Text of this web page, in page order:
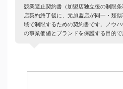
競業避止契約書（加盟店独立後の制限
店契約終了後に、元加盟店が同一・類
域で制限するための契約書です。ノウ
の事業価値とブランドを保護する目的で